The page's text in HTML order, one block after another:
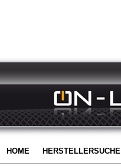
HOME HERSTELLERSUCHE